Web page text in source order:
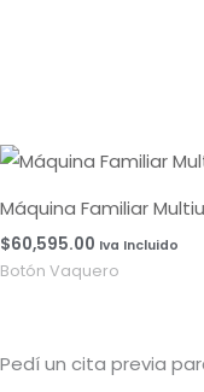
Máquina Familiar
$60,595.00 Iva Incluido
Botón Vaquero
Pedí un cita previa